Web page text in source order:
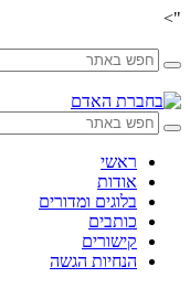
">
Skip
contentראשי
אודות
בלוגים ומדורים
כותבים
קישורים
הנחיות הגשה